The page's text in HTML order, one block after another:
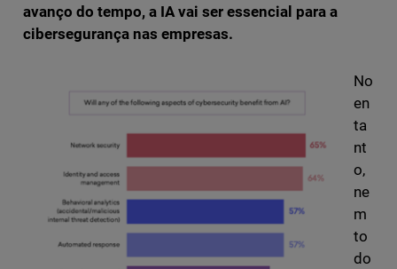
avanço do tempo, a IA vai ser essencial para a
cibersegurança nas empresas.
No
en
ta
nt
o,
ne
m
to
do